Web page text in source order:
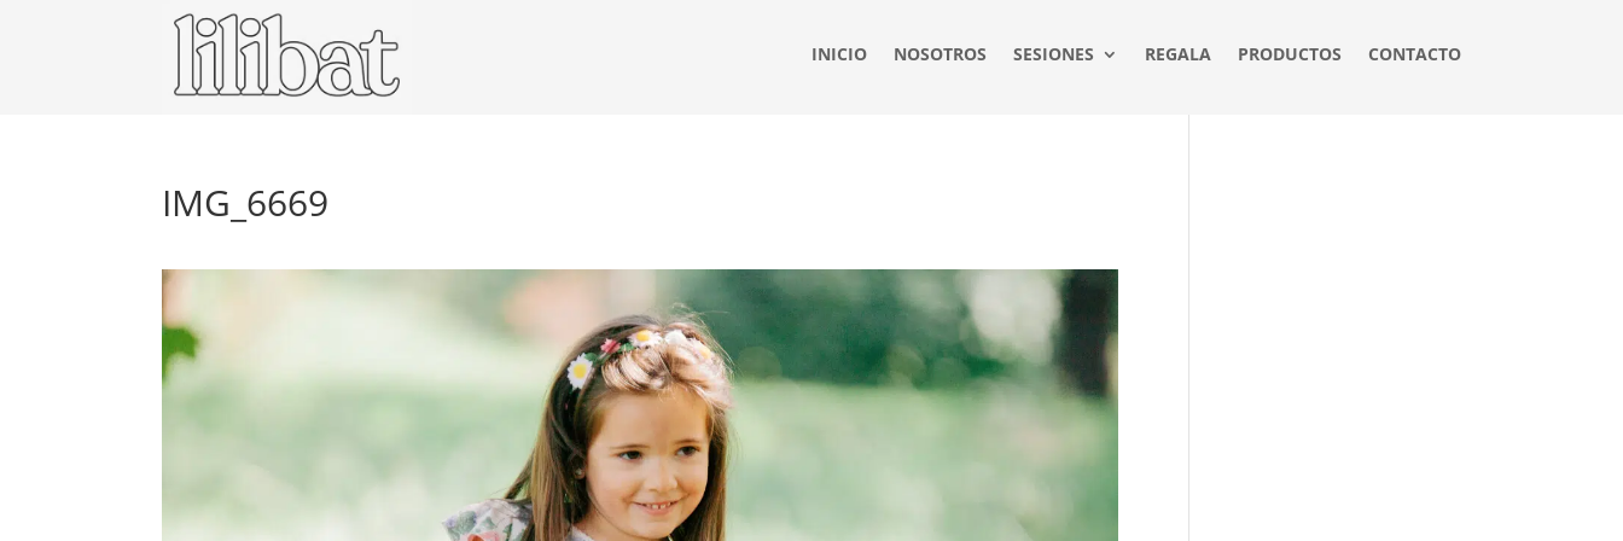
INICIO NOSOTROS SESIONES REGALA PRODUCTOS CONTACTO
IMG_6669